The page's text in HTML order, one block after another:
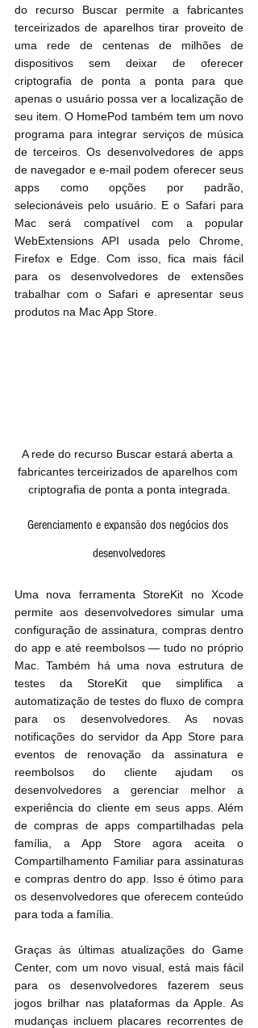
do recurso Buscar permite a fabricantes
terceirizados de aparelhos tirar proveito de
uma rede de centenas de milhões de
dispositivos sem deixar de oferecer
criptografia de ponta a ponta para que
apenas o usuário possa ver a localização de
seu item. O HomePod também tem um novo
programa para integrar serviços de música
de terceiros. Os desenvolvedores de apps
de navegador e e-mail podem oferecer seus
apps como opções por padrão,
selecionáveis pelo usuário. E o Safari para
Mac será compatível com a popular
WebExtensions API usada pelo Chrome,
Firefox e Edge. Com isso, fica mais fácil
para os desenvolvedores de extensões
trabalhar com o Safari e apresentar seus
produtos na Mac App Store.
A rede do recurso Buscar estará aberta a
fabricantes terceirizados de aparelhos com
criptografia de ponta a ponta integrada.
Gerenciamento e expansão dos negócios dos
desenvolvedores
Uma nova ferramenta StoreKit no Xcode
permite aos desenvolvedores simular uma
configuração de assinatura, compras dentro
do app e até reembolsos — tudo no próprio
Mac. Também há uma nova estrutura de
testes da StoreKit que simplifica a
automatização de testes do fluxo de compra
para os desenvolvedores. As novas
notificações do servidor da App Store para
eventos de renovação da assinatura e
reembolsos do cliente ajudam os
desenvolvedores a gerenciar melhor a
experiência do cliente em seus apps. Além
de compras de apps compartilhadas pela
família, a App Store agora aceita o
Compartilhamento Familiar para assinaturas
e compras dentro do app. Isso é ótimo para
os desenvolvedores que oferecem conteúdo
para toda a família.
Graças às últimas atualizações do Game
Center, com um novo visual, está mais fácil
para os desenvolvedores fazerem seus
jogos brilhar nas plataformas da Apple. As
mudanças incluem placares recorrentes de